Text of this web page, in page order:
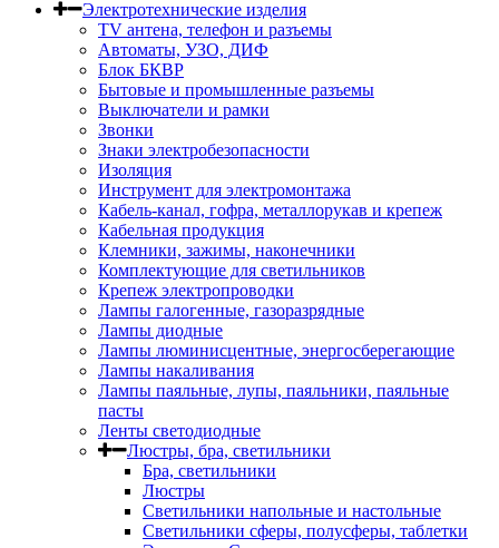
Электротехнические изделия
TV aнтена, телефон и разъемы
Автоматы, УЗО, ДИФ
Блок БКВР
Бытовые и промышленные разъемы
Выключатели и рамки
Звонки
Знаки электробезопасности
Изоляция
Инструмент для электромонтажа
Кабель-канал, гофра, металлорукав и крепеж
Кабельная продукция
Клемники, зажимы, наконечники
Комплектующие для светильников
Крепеж электропроводки
Лампы галогенные, газоразрядные
Лампы диодные
Лампы люминисцентные, энергосберегающие
Лампы накаливания
Лампы паяльные, лупы, паяльники, паяльные
пасты
Ленты светодиодные
Люстры, бра, светильники
Бра, светильники
Люстры
Светильники напольные и настольные
Светильники сферы, полусферы, таблетки